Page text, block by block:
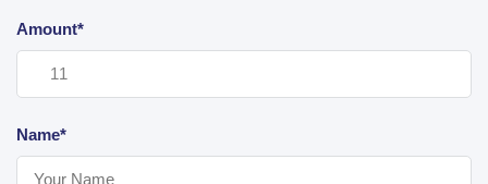
Amount*
Name*